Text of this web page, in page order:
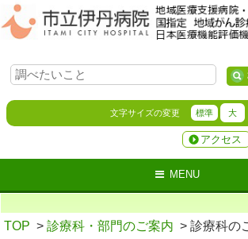
文字サイズの変更 標準 大
アクセス
MENU
TOP > 診療科・部門のご案内 > 診療科の